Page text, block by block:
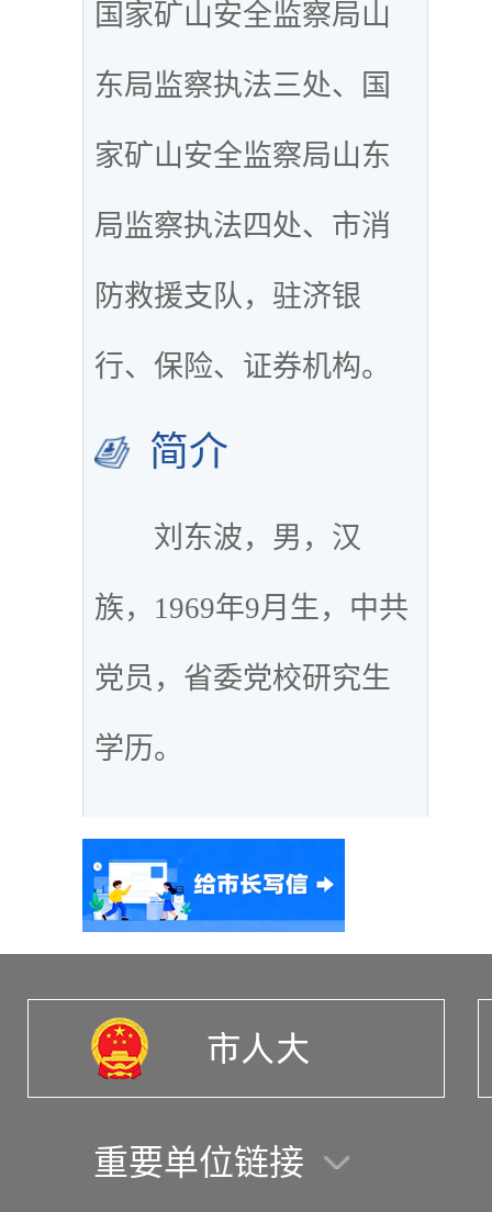
国家矿山安全监察局山
东局监察执法三处、国
家矿山安全监察局山东
局监察执法四处、市消
防救援支队，驻济银
行、保险、证券机构。
简介
刘东波，男，汉
族，1969年9月生，中共
党员，省委党校研究生
学历。
重要单位链接